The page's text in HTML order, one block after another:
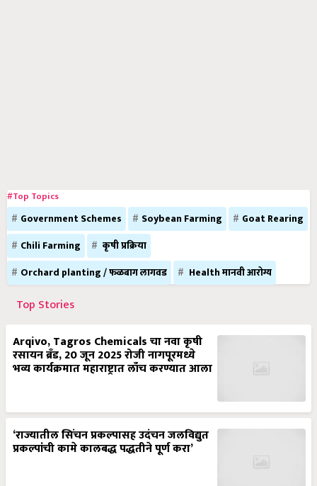
#Top Topics
Government Schemes Soybean Farming
Goat Rearing
Chili Farming
कृषी प्रक्रिया
Orchard planting / फळबाग लागवड
Health मानवी आरोग्य
Top Stories
Arqivo, Tagros Chemicals चा नवा कृषी
रसायन ब्रँड, 20 जून 2025 रोजी नागपूरमध्ये
भव्य कार्यक्रमात महाराष्ट्रात लाँच करण्यात आला
‘राज्यातील सिंचन प्रकल्पासह उदंचन जलविद्युत
प्रकल्पांची कामे कालबद्ध पद्धतीने पूर्ण करा’